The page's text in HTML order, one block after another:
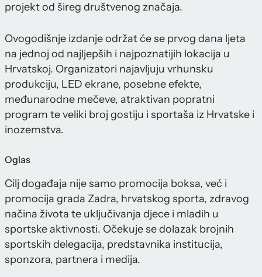
projekt od šireg društvenog značaja.
Ovogodišnje izdanje održat će se prvog dana ljeta
na jednoj od najljepših i najpoznatijih lokacija u
Hrvatskoj. Organizatori najavljuju vrhunsku
produkciju, LED ekrane, posebne efekte,
međunarodne mečeve, atraktivan popratni
program te veliki broj gostiju i sportaša iz Hrvatske i
inozemstva.
Oglas
Cilj događaja nije samo promocija boksa, već i
promocija grada Zadra, hrvatskog sporta, zdravog
načina života te uključivanja djece i mladih u
sportske aktivnosti. Očekuje se dolazak brojnih
sportskih delegacija, predstavnika institucija,
sponzora, partnera i medija.